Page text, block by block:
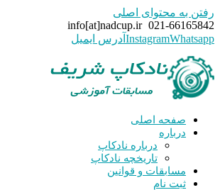
رفتن به محتوای اصلی
021-66165842
info[at]nadcup.ir
InstagramWhatsapp آدرس ایمیل
صفحه اصلی
درباره
درباره نادکاپ
تاریخچه نادکاپ
مسابقات و قوانین
ثبت نام